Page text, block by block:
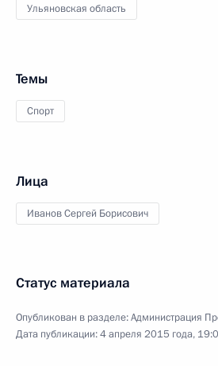
Ульяновская область
Темы
Спорт
Лица
Иванов Сергей Борисович
Статус материала
Опубликован в разделе:Администрация
Дата публикации:4 апреля 2015 года,